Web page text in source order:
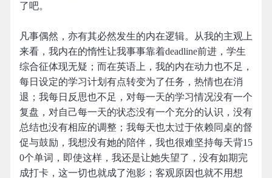
了吧。
凡事偶然，亦有其必然发生的内在逻辑。从我的主观上
来看，我内在的惰性让我事事靠着deadline前进，学生
综合征体现无疑；而在英语上，我的内在动力也不足，
每日设定的学习计划有点转变为了任务，热情也在消
退；我每日反思也不足，对每一天的学习情况没有一个
复盘，对自己每一天的状态没有一个充分的认识，没有
总结也没有相应的调整；我每天也太过于依赖同桌的督
促与鼓励，我想没有她的陪伴，我也很难坚持每天背15
0个单词，即使这样，我还是让她失望了，没有如期完
成打卡，这一切也就成了泡影；客观原因也就不用想